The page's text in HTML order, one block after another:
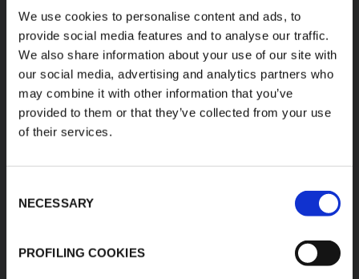
We use cookies to personalise content and ads, to
provide social media features and to analyse our traffic.
We also share information about your use of our site with
our social media, advertising and analytics partners who
may combine it with other information that you’ve
provided to them or that they’ve collected from your use
of their services.
Selection
NECESSARY
PROFILING COOKIES
VOIR TOUT